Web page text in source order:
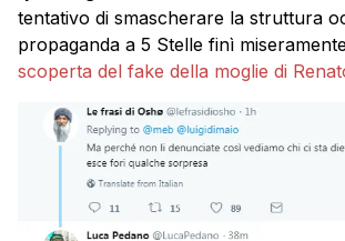
tentativo di smascherare la struttura
propaganda a 5 Stelle finì
scoperta del fake della moglie di